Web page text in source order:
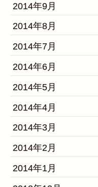
2014年9月
2014年8月
2014年7月
2014年6月
2014年5月
2014年4月
2014年3月
2014年2月
2014年1月